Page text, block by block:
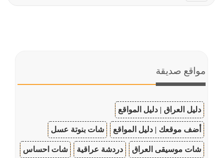
navigation
مواقع صديقة
دليل العراق | دليل المواقع
أضف موقعك | دليل المواقع شات بنوتة عسل
شات موسيقى العراق دردشة عراقية شات احساس